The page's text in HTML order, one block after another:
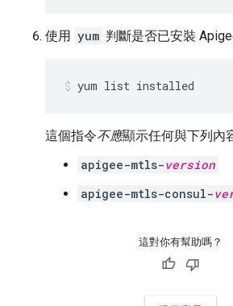
使用 yum 判斷是否已安裝
yum list installed
這個指令不應顯示任何與下列內
apigee-mtls-version
apigee-mtls-consul-
這對你有幫助嗎？